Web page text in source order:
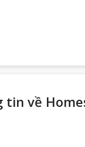
tin về